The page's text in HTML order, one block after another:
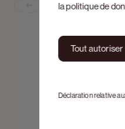
la politique de
Tout autoriser
Déclaration relative
Previous slide